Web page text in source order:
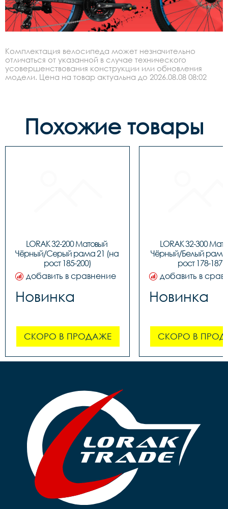
Комплектация велосипеда может незначительно
отличаться от указанной в случае технического
усовершенствования конструкции или обновления
модели. Цена на товар актуальна до 2026.08.08 08:02
Похожие товары
LORAK 32-200 Матовый
Чёрный/Серый рама 21 (на
рост 185-200)
добавить в сравнение
Новинка
СКОРО В ПРОДАЖЕ
LORAK 32-300
Чёрный/Белый рама
рост 178-187)
добавить в
Новинка
СКОРО В